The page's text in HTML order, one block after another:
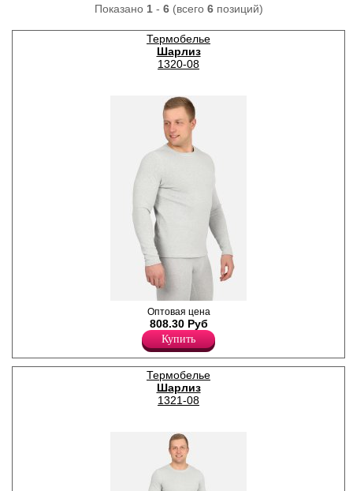
Показано 1- 6(всего 6позиций)
Термобелье
Шарлиз
1320-08
Мужская термо футболка с
длинными рукавами,
округлой горловиной. Швы
тонкие и мягкие, не
доставляют дискомфорта
при носке.
Лайкра 5%
Хлопок 55%
Полиэстер 40%
Оптовая цена
808.30 Руб
Купить
Термобелье
Шарлиз
1321-08